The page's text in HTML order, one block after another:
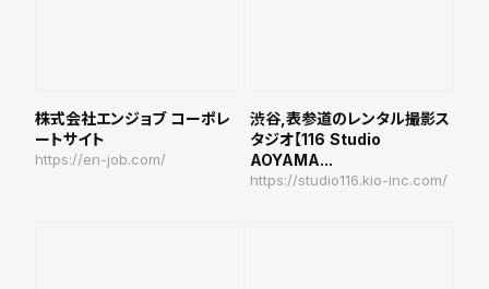
株式会社エンジョブ コーポレ
ートサイト
https://en-job.com/
渋谷,表参道のレンタル撮影ス
タジオ【116 Studio
AOYAMA...
https://studio116.kio-inc.com/